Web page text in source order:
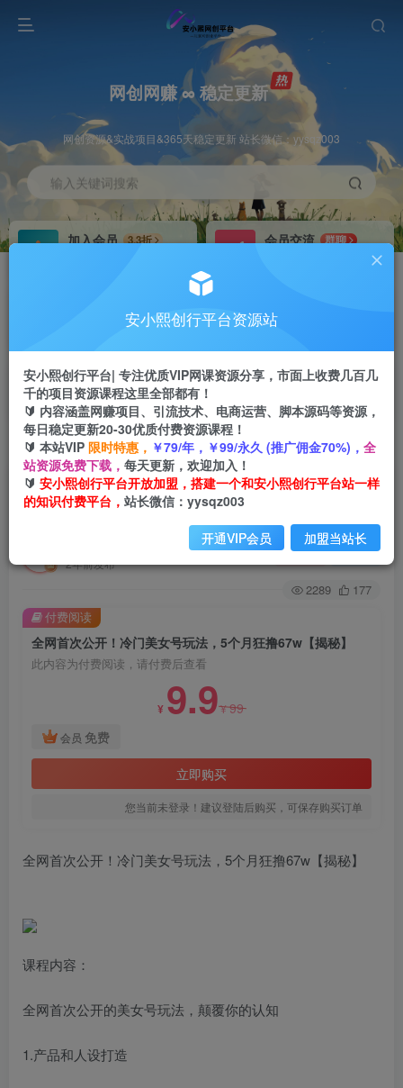
网创网赚 ∞ 稳定更新
网创资源&实战项目&365天稳定更新 站长微信：yysqz003
输入关键词搜索
加入会员
3.3折
会员交流
群聊
推广返佣高达70%
24小时自动赚钱
首页 创业课程 会员免费 正文
全网首次公开！冷门美女号玩法，5个月狂撸
67w【揭秘】
2年前发布
关注 私信
2289 177
全网首次公开！冷门美女号玩法，5个月狂撸67w【揭秘】
此内容为付费阅读，请付费后查看
¥ 9.9¥99
会员 免费
立即购买
您当前未登录！建议登陆后购买，可保存购买订单
付费阅读
全网首次公开！冷门美女号玩法，5个月狂撸67w【揭秘】
课程内容：
全网首次公开的美女号玩法，颠覆你的认知
1.产品和人设打造
安小熙创行平台资源站
安小熙创行平台| 专注优质VIP网课资源分享，市面上收费几百几
千的项目资源课程这里全部都有！
🔰 内容涵盖网赚项目、引流技术、电商运营、脚本源码等资源，
每日稳定更新20-30优质付费资源课程！
🔰 本站VIP 限时特惠， ￥79/年，￥99/永久 (推广佣金70%)， 全
站资源免费下载， 每天更新，欢迎加入！
🔰 安小熙创行平台开放加盟，搭建一个和安小熙创行平台站一样
的知识付费平台， 站长微信：yysqz003
开通VIP会员 加盟当站长